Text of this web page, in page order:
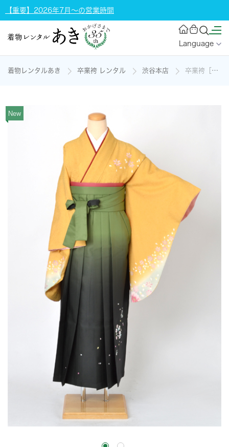
【重要】2026年7月～の営業時間
Language
着物レンタルあき 卒業袴 レンタル 渋谷本店 卒業袴［山吹色×刺しゅう入り］の着物レンタル
New